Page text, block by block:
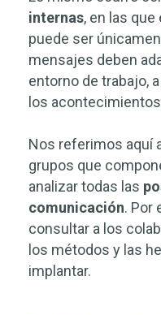
internas, en las
puede ser
mensajes deben
entorno de trabajo,
los
Nos referimos aquí
grupos que
analizar todas las
comunicación. Por
consultar a los
los métodos y las
implantar.